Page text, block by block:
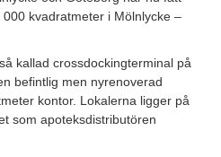
kvadratmeter i Mölnlycke –
kallad crossdockingterminal på
befintlig men nyrenoverad
kontor. Lokalerna ligger på
som apoteksdistributören